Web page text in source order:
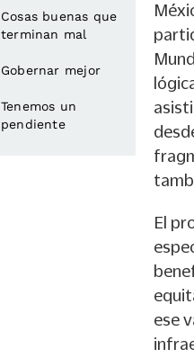
Cosas buenas que
terminan mal
Gobernar mejor
Tenemos un
pendiente
El
ese